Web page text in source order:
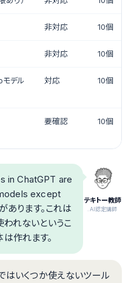
非対応 10個
非対応 10個
モデル
対応 10個
要確認 10個
テキトー教師
.AI認定講師
in ChatGPT are
except
あります。これは
れないというこ
作れます。
はいくつか使えないツール